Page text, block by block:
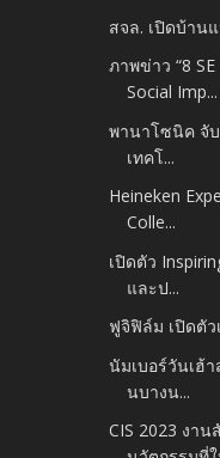
สจล. เปิดบ้าน
ภาพข่าว “8
Social Imp...
พานาโซนิค จั
เทคโ...
Heineken
Colle...
เปิดตัว
และป...
ฟูจิฟิล์ม เปิดตัว
นัมเบอร์วันเฮ้
นบางน...
CIS 2023 งา